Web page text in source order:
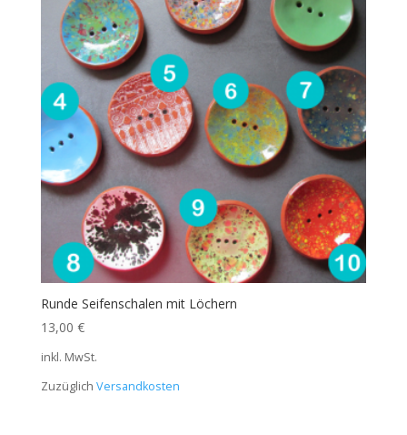
Runde Seifenschalen mit Löchern
13,00 €
inkl. MwSt.
Zuzüglich Versandkosten